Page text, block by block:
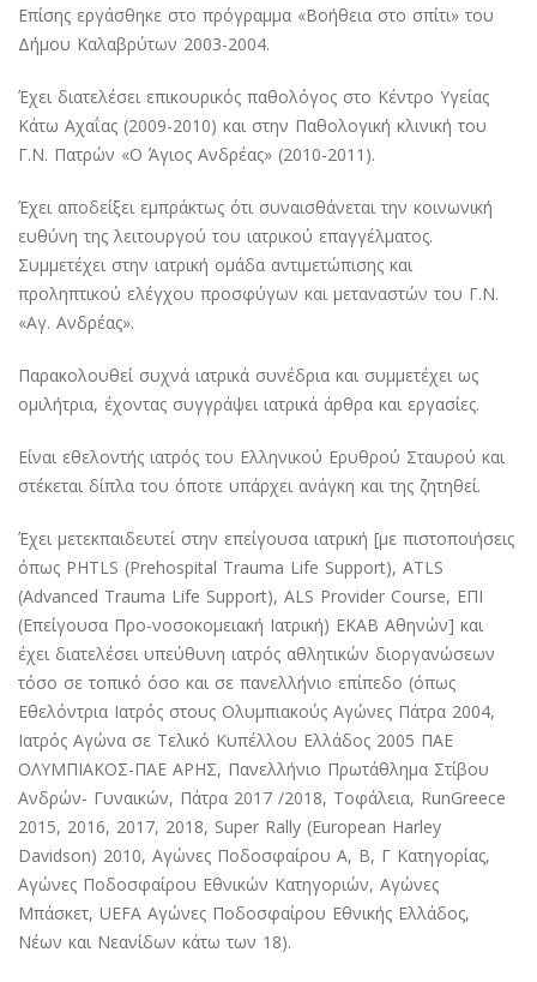
Επίσης εργάσθηκε στο πρόγραμμα «Βοήθεια στο σπίτι» του
Δήμου Καλαβρύτων 2003-2004.
Έχει διατελέσει επικουρικός παθολόγος στο Κέντρο Υγείας
Κάτω Αχαΐας (2009-2010) και στην Παθολογική κλινική του
Γ.Ν. Πατρών «Ο Άγιος Ανδρέας» (2010-2011).
Έχει αποδείξει εμπράκτως ότι συναισθάνεται την κοινωνική
ευθύνη της λειτουργού του ιατρικού επαγγέλματος.
Συμμετέχει στην ιατρική ομάδα αντιμετώπισης και
προληπτικού ελέγχου προσφύγων και μεταναστών του Γ.Ν.
«Αγ. Ανδρέας».
Παρακολουθεί συχνά ιατρικά συνέδρια και συμμετέχει ως
ομιλήτρια, έχοντας συγγράψει ιατρικά άρθρα και εργασίες.
Είναι εθελοντής ιατρός του Ελληνικού Ερυθρού Σταυρού και
στέκεται δίπλα του όποτε υπάρχει ανάγκη και της ζητηθεί.
Έχει μετεκπαιδευτεί στην επείγουσα ιατρική [με πιστοποιήσεις
όπως PHTLS (Prehospital Trauma Life Support), ATLS
(Advanced Trauma Life Support), ALS Provider Course, ΕΠΙ
(Επείγουσα Προ-νοσοκομειακή Ιατρική) ΕΚΑΒ Αθηνών] και
έχει διατελέσει υπεύθυνη ιατρός αθλητικών διοργανώσεων
τόσο σε τοπικό όσο και σε πανελλήνιο επίπεδο (όπως
Εθελόντρια Ιατρός στους Ολυμπιακούς Αγώνες Πάτρα 2004,
Ιατρός Αγώνα σε Τελικό Κυπέλλου Ελλάδος 2005 ΠΑΕ
ΟΛΥΜΠΙΑΚΟΣ-ΠΑΕ ΑΡΗΣ, Πανελλήνιο Πρωτάθλημα Στίβου
Ανδρών- Γυναικών, Πάτρα 2017 /2018, Τοφάλεια, RunGreece
2015, 2016, 2017, 2018, Super Rally (European Harley
Davidson) 2010, Αγώνες Ποδοσφαίρου Α, Β, Γ Κατηγορίας,
Αγώνες Ποδοσφαίρου Εθνικών Κατηγοριών, Αγώνες
Μπάσκετ, UEFA Αγώνες Ποδοσφαίρου Εθνικής Ελλάδος,
Νέων και Νεανίδων κάτω των 18).